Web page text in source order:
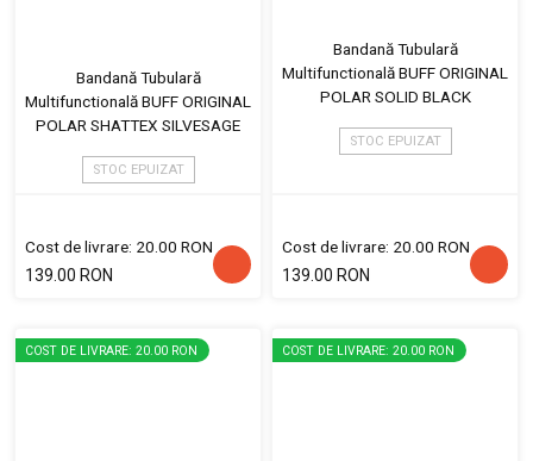
Bandană Tubulară
Multifunctională BUFF ORIGINAL
POLAR SHATTEX SILVESAGE
STOC EPUIZAT
Cost de livrare: 20.00 RON
139.00 RON
Bandană Tubulară
Multifunctională BUFF ORIGINAL
POLAR SOLID BLACK
STOC EPUIZAT
Cost de livrare: 20.00 RON
139.00 RON
COST DE LIVRARE: 20.00 RON COST DE LIVRARE: 20.00 RON